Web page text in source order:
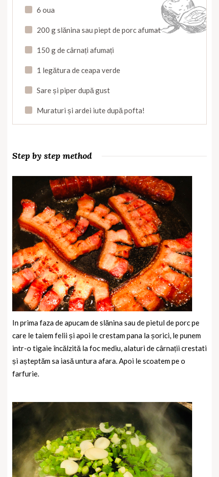
6 oua
200 g slănina sau piept de porc afumat
150 g de cârnați afumați
1 legătura de ceapa verde
Sare și piper după gust
Muraturi și ardei iute după pofta!
Step by step method
In prima faza de apucam de slănina sau de pietul de porc pe
care le taiem felii și apoi le crestam pana la șorici, le punem
intr-o tigaie încălzită la foc mediu, alaturi de cârnații crestati
și așteptăm sa iasă untura afara. Apoi le scoatem pe o
farfurie.